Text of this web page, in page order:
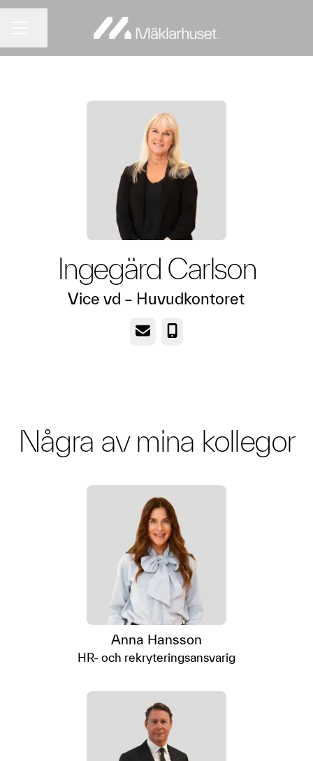
Ingegärd Carlson
Vice vd – Huvudkontoret
E-postTelefon
Några av mina kollegor
Anna Hansson
HR- och rekryteringsansvarig